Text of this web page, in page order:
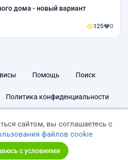
дома - новый вариант
125 0
Помощь Поиск
Политика конфиденциальности
сайтом, вы соглашаетесь с
файлов cookie
с условиями